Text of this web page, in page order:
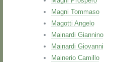
Magni Tommaso
Magotti Angelo
Mainardi Giannino
Mainardi Giovanni
Mainerio Camillo